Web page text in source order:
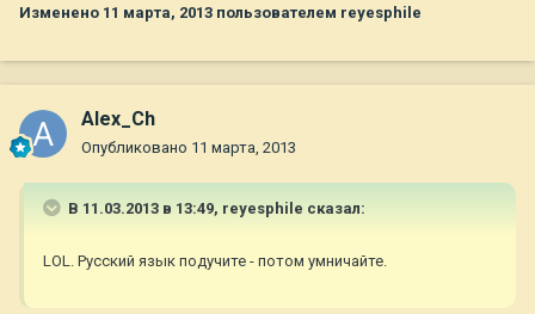
Изменено 11 марта, 2013 пользователем reyesphile
Alex_Ch
Опубликовано 11 марта, 2013
В 11.03.2013 в 13:49, reyesphile сказал:
LOL. Русский язык подучите - потом умничайте.